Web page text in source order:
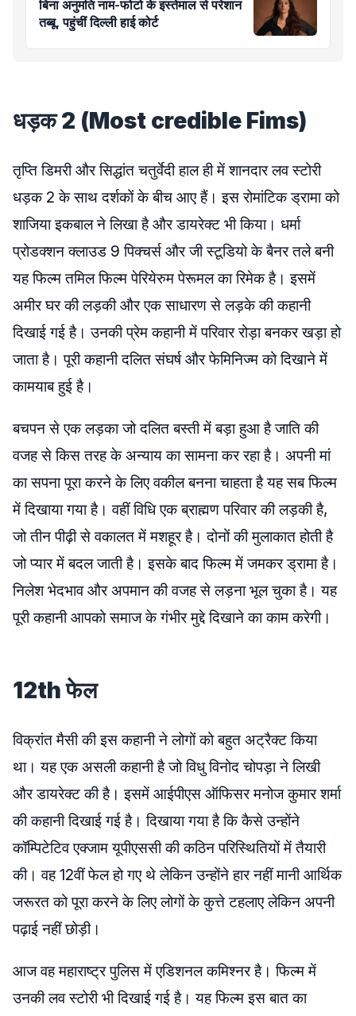
बिना अनुमति नाम-फोटो के इस्तेमाल से परेशान
तब्बू, पहुंचीं दिल्ली हाई कोर्ट
धड़क 2 (Most credible Fims)
तृप्ति डिमरी और सिद्धांत चतुर्वेदी हाल ही में शानदार लव स्टोरी
धड़क 2 के साथ दर्शकों के बीच आए हैं। इस रोमांटिक ड्रामा को
शाजिया इकबाल ने लिखा है और डायरेक्ट भी किया। धर्मा
प्रोडक्शन क्लाउड 9 पिक्चर्स और जी स्टूडियो के बैनर तले बनी
यह फिल्म तमिल फिल्म पेरियेरुम पेरूमल का रिमेक है। इसमें
अमीर घर की लड़की और एक साधारण से लड़के की कहानी
दिखाई गई है। उनकी प्रेम कहानी में परिवार रोड़ा बनकर खड़ा हो
जाता है। पूरी कहानी दलित संघर्ष और फेमिनिज्म को दिखाने में
कामयाब हुई है।
बचपन से एक लड़का जो दलित बस्ती में बड़ा हुआ है जाति की
वजह से किस तरह के अन्याय का सामना कर रहा है। अपनी मां
का सपना पूरा करने के लिए वकील बनना चाहता है यह सब फिल्म
में दिखाया गया है। वहीं विधि एक ब्राह्मण परिवार की लड़की है,
जो तीन पीढ़ी से वकालत में मशहूर है। दोनों की मुलाकात होती है
जो प्यार में बदल जाती है। इसके बाद फिल्म में जमकर ड्रामा है।
निलेश भेदभाव और अपमान की वजह से लड़ना भूल चुका है। यह
पूरी कहानी आपको समाज के गंभीर मुद्दे दिखाने का काम करेगी।
12th फेल
विक्रांत मैसी की इस कहानी ने लोगों को बहुत अट्रैक्ट किया
था। यह एक असली कहानी है जो विधु विनोद चोपड़ा ने लिखी
और डायरेक्ट की है। इसमें आईपीएस ऑफिसर मनोज कुमार शर्मा
की कहानी दिखाई गई है। दिखाया गया है कि कैसे उन्होंने
कॉम्पिटेटिव एक्जाम यूपीएससी की कठिन परिस्थितियों में तैयारी
की। वह 12वीं फेल हो गए थे लेकिन उन्होंने हार नहीं मानी आर्थिक
जरूरत को पूरा करने के लिए लोगों के कुत्ते टहलाए लेकिन अपनी
पढ़ाई नहीं छोड़ी।
आज वह महाराष्ट्र पुलिस में एडिशनल कमिश्नर है। फिल्म में
उनकी लव स्टोरी भी दिखाई गई है। यह फिल्म इस बात का